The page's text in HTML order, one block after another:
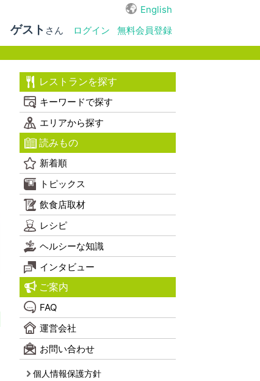
English
ゲスト さん ログイン
無料会員登録
レストランを探す
キーワードで探す
エリアから探す
読みもの
新着順
トピックス
飲食店取材
レシピ
ヘルシーな知識
インタビュー
ご案内
FAQ
運営会社
お問い合わせ
個人情報保護方針